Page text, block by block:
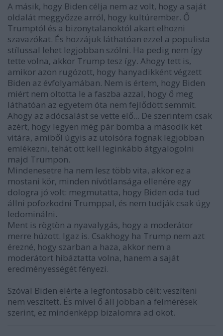
A másik, hogy Biden célja nem az volt, hogy a saját
oldalát meggyőzze arról, hogy kultúrember. Ő
Trumptól és a bizonytalanoktól akart elhozni
szavazókat. És hozzájuk láthatóan ezzel a populista
stílussal lehet legjobban szólni. Ha pedig nem így
tette volna, akkor Trump tesz így. Ahogy tett is,
amikor azon rugózott, hogy hanyadikként végzett
Biden az évfolyamában. Nem is értem, hogy Biden
miért nem oltotta le a faszba azzal, hogy ő meg
láthatóan az egyetem óta nem fejlődött semmit.
Ahogy az adócsalást se vette elő... De szerintem csak
azért, hogy legyen még pár bomba a második két
vitára, amiből úgyis az utolsóra fognak legjobban
emlékezni, tehát ott kell leginkább átgyalogolni
majd Trumpon.
Mindenesetre ha nem lesz több vita, akkor ez a
mostani kör, minden nívótlansága ellenére egy
dologra jó volt: megmutatta, hogy Biden oda tud
állni pofozkodni Trumppal, és nem tudják csak úgy
ledominálni.
Ment is rögtön a nyavalygás, hogy a moderátor
merre húzott. Igaz is. Csakhogy ha Trump nem azt
érezné, hogy szarban a haza, akkor nem a
moderátort hibáztatta volna, hanem a saját
eredményességét fényezi.
Szóval Biden elérte a legfontosabb célt: veszíteni
nem veszített. És mivel ő áll jobban a felmérések
szerint, ez mindenképp bizalomra ad okot.